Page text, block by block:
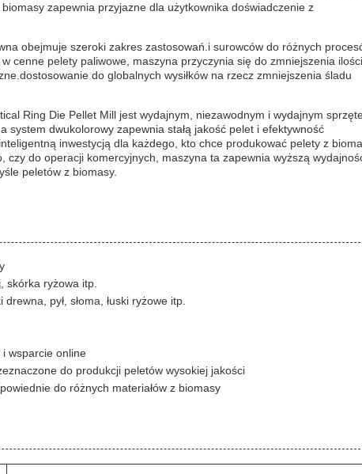
zapewnia przyjazne dla użytkownika doświadczenie z
obejmuje szeroki zakres zastosowań.i surowców do różnych
cenne pelety paliwowe, maszyna przyczynia się do zmniejszenia ilości
do globalnych wysiłków na rzecz zmniejszenia śladu
Ring Die Pellet Mill jest wydajnym, niezawodnym i wydajnym
dwukolorowy zapewnia stałą jakość pelet i efektywność
inwestycją dla każdego, kto chce produkować pelety z
do operacji komercyjnych, maszyna ta zapewnia wyższą
peletów z biomasy.
skórka ryżowa itp.
pył, słoma, łuski ryżowe itp.
i wsparcie online
do produkcji peletów wysokiej jakości
do różnych materiałów z biomasy